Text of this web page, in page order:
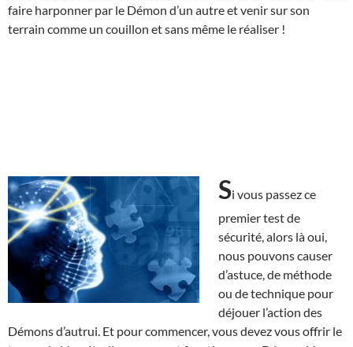
faire harponner par le Démon d’un autre et venir sur son
terrain comme un couillon et sans même le réaliser !
Si vous passez ce
premier test de
sécurité, alors là oui,
nous pouvons causer
d’astuce, de méthode
ou de technique pour
déjouer l’action des
Démons d’autrui. Et pour commencer, vous devez vous offrir le